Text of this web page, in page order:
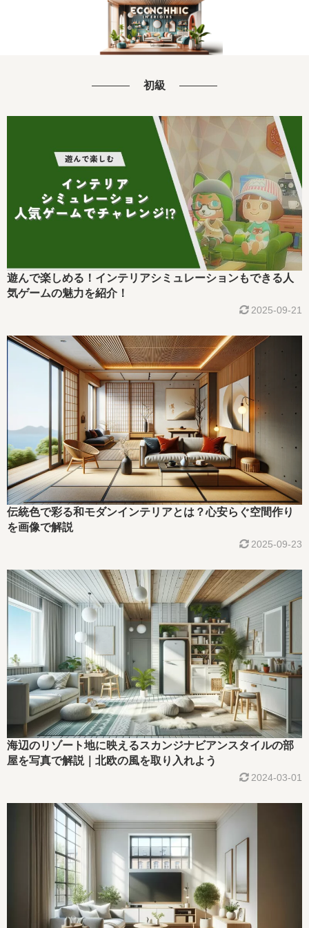
初級
遊んで楽しめる！インテリアシミュレーションもできる人
気ゲームの魅力を紹介！
2025-09-21
伝統色で彩る和モダンインテリアとは？心安らぐ空間作り
を画像で解説
2025-09-23
海辺のリゾート地に映えるスカンジナビアンスタイルの部
屋を写真で解説｜北欧の風を取り入れよう
2024-03-01